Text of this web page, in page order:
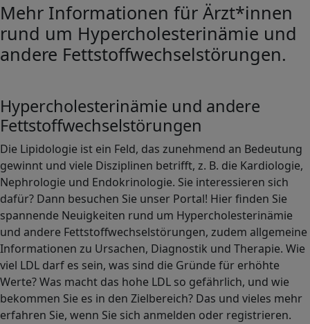
Mehr Informationen für Ärzt*innen
rund um Hypercholesterinämie und
andere Fettstoffwechselstörungen.
Hypercholesterinämie und andere
Fettstoffwechselstörungen
Die Lipidologie ist ein Feld, das zunehmend an Bedeutung
gewinnt und viele Disziplinen betrifft, z. B. die Kardiologie,
Nephrologie und Endokrinologie. Sie interessieren sich
dafür? Dann besuchen Sie unser Portal! Hier finden Sie
spannende Neuigkeiten rund um Hypercholesterinämie
und andere Fettstoffwechselstörungen, zudem allgemeine
Informationen zu Ursachen, Diagnostik und Therapie. Wie
viel LDL darf es sein, was sind die Gründe für erhöhte
Werte? Was macht das hohe LDL so gefährlich, und wie
bekommen Sie es in den Zielbereich? Das und vieles mehr
erfahren Sie, wenn Sie sich anmelden oder registrieren.